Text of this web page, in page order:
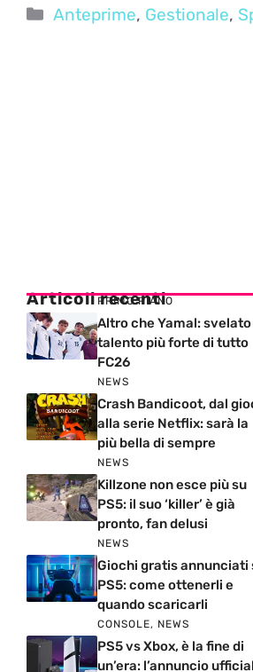
Categorie
Anteprime, Gestionale,
Articoli recenti
PRIMO PIANO
Altro che Yamal: svelato
talento più forte di tutto
FC26
NEWS
Crash Bandicoot, dal
alla serie Netflix: sarà la
più bella di sempre
NEWS
Killzone non esce più su
PS5: il suo ‘killer’ è già
pronto, fan delusi
NEWS
Giochi gratis annunciati
PS5: come ottenerli e
quando scaricarli
CONSOLE, NEWS
PS5 vs Xbox, è la fine di
un’era: l’annuncio